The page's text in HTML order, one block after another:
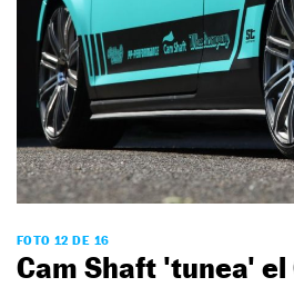
FOTO 12 DE 16
Cam Shaft 'tunea' el